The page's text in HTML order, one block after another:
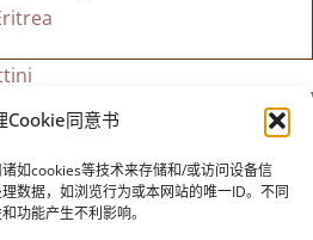
Cookie同意书
如cookies等技术来存储和/或访问设备信
数据，如浏览行为或本网站的唯一ID。不同
功能产生不利影响。
会用于意大利移民的历史
1 - 55100 Lucca
4；传真0583 417770